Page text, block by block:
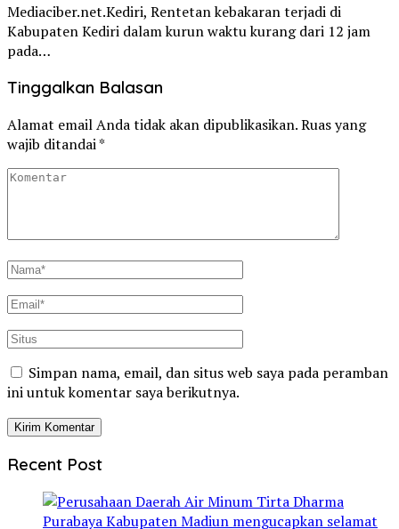
Mediaciber.net.Kediri, Rentetan kebakaran terjadi di
Kabupaten Kediri dalam kurun waktu kurang dari 12 jam
pada…
Tinggalkan Balasan
Alamat email Anda tidak akan dipublikasikan.Ruas yang
wajib ditandai*
Simpan nama, email, dan situs web saya pada peramban
ini untuk komentar saya berikutnya.
Recent Post